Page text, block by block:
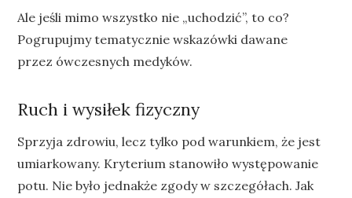
Ale jeśli mimo wszystko nie „uchodzić”, to co?
Pogrupujmy tematycznie wskazówki dawane
przez ówczesnych medyków.
Ruch i wysiłek fizyczny
Sprzyja zdrowiu, lecz tylko pod warunkiem, że jest
umiarkowany. Kryterium stanowiło występowanie
potu. Nie było jednakże zgody w szczegółach. Jak